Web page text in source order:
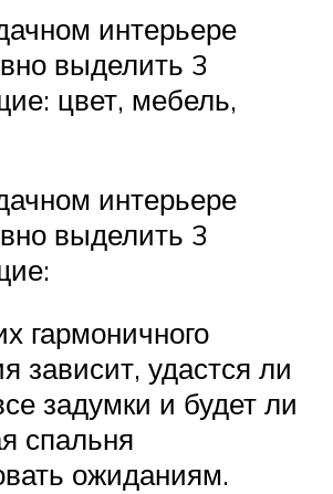
интерьере
выделить 3
цвет, мебель,
интерьере
выделить 3
гармоничного
зависит, удастся ли
задумки и будет ли
спальня
ожиданиям.